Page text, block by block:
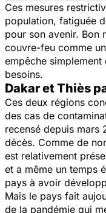
Ces mesures
population, fatiguée
pour son avenir. Bon
couvre-feu comme
empêche
besoins.
Dakar et Thiès
Ces deux régions
des cas de
recensé depuis
décès. Comme de
est relativement
et a même un temps
pays à avoir
Mais le pays fait
de la pandémie qui